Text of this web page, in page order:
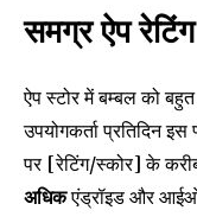
समग्र ऐप रेटिंग
ऐप स्टोर में बम्बल को
उपयोगकर्ता प्रतिदिन
पर [रेटिंग/स्कोर] के
अधिकएंड्रॉइड और